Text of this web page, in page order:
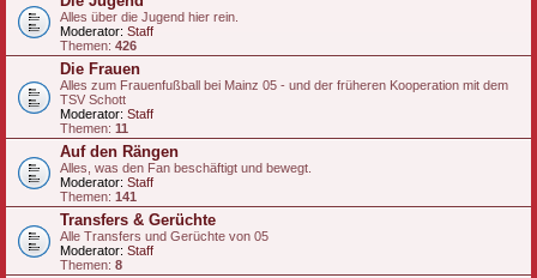
Alles über die Jugend hier rein.
Moderator: Staff
Themen: 426
Die Frauen
Alles zum Frauenfußball bei Mainz 05 - und der früheren Kooperation mit dem
TSV Schott
Moderator: Staff
Themen: 11
Auf den Rängen
Alles, was den Fan beschäftigt und bewegt.
Moderator: Staff
Themen: 141
Transfers & Gerüchte
Alle Transfers und Gerüchte von 05
Moderator: Staff
Themen: 8